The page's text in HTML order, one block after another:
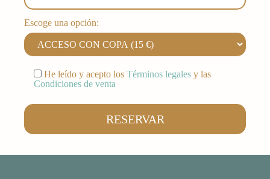
Escoge una opción:
He leído y acepto losTérminos legales y las
Condiciones de venta